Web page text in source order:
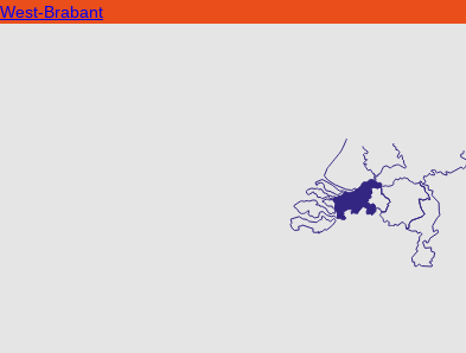
West-Brabant